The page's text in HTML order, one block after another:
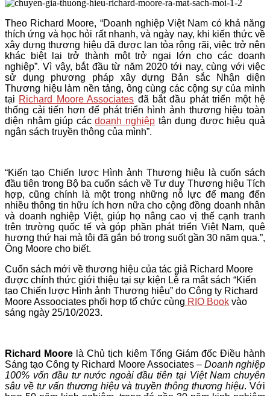
Theo Richard Moore, “Doanh nghiệp Việt Nam có khả năng
thích ứng và học hỏi rất nhanh, và ngày nay, khi kiến thức về
xây dựng thương hiệu đã được lan tỏa rộng rãi, việc trở nên
khác biệt lại trở thành một trở ngại lớn cho các doanh
nghiệp”.Vì vậy, bắt đầu từ năm 2020 tới nay, cùng với việc
sử dụng phương pháp xây dựng Bản sắc Nhận diện
Thương hiệu làm nền tảng, ông cùng các cộng sự của mình
tại Richard Moore Associates đã bắt đầu phát triển một hệ
thống cải tiến hơn để phát triển hình ảnh thương hiệu toàn
diện nhằm giúp cácdoanh nghiệp tận dụng được hiệu quả
ngân sách truyền thông của mình”.
“Kiến tạo Chiến lược Hình ảnh Thương hiệu là cuốn sách
đầu tiên trong Bộ ba cuốn sách về Tư duy Thương hiệu Tích
hợp, cũng chính là một trong những nỗ lực để mang đến
nhiều thông tin hữu ích hơn nữa cho cộng đồng doanh nhân
và doanh nghiệp Việt, giúp họ nâng cao vị thế cạnh tranh
trên trường quốc tế và góp phần phát triển Việt Nam, quê
hương thứ hai mà tôi đã gắn bó trong suốt gần 30 năm qua.”,
Ông Moore cho biết.
Cuốn sách mới về thương hiệu của tác giả Richard Moore
được chính thức giới thiệu tại sự kiện Lễ ra mắt sách “Kiến
tạo Chiến lược Hình ảnh Thương hiệu” do Công ty Richard
Moore Assoociates phối hợp tổ chức cùng RIO Book vào
sáng ngày 25/10/2023.
Richard Moore là Chủ tịch kiêm Tổng Giám đốc Điều hành
Sáng tạo Công ty Richard Moore Associates – Doanh nghiệp
100% vốn đầu tư nước ngoài đầu tiên tại Việt Nam chuyên
sâu về tư vấn thương hiệu và truyền thông thương hiệu. Với